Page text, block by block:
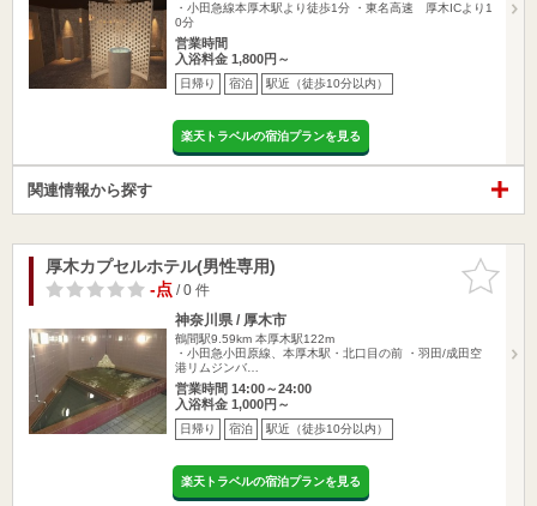
・小田急線本厚木駅より徒歩1分 ・東名高速 厚木ICより1
0分
営業時間
入浴料金 1,800円～
日帰り 宿泊 駅近（徒歩10分以内）
楽天トラベルの宿泊プランを見る
関連情報から探す
お気に入
りに追加
厚木カプセルホテル(男性専用)
-点/ 0 件
神奈川県 / 厚木市
鶴間駅9.59km 本厚木駅122m
・小田急小田原線、本厚木駅・北口目の前 ・羽田/成田空
港リムジンバ…
営業時間 14:00～24:00
入浴料金 1,000円～
日帰り 宿泊 駅近（徒歩10分以内）
楽天トラベルの宿泊プランを見る